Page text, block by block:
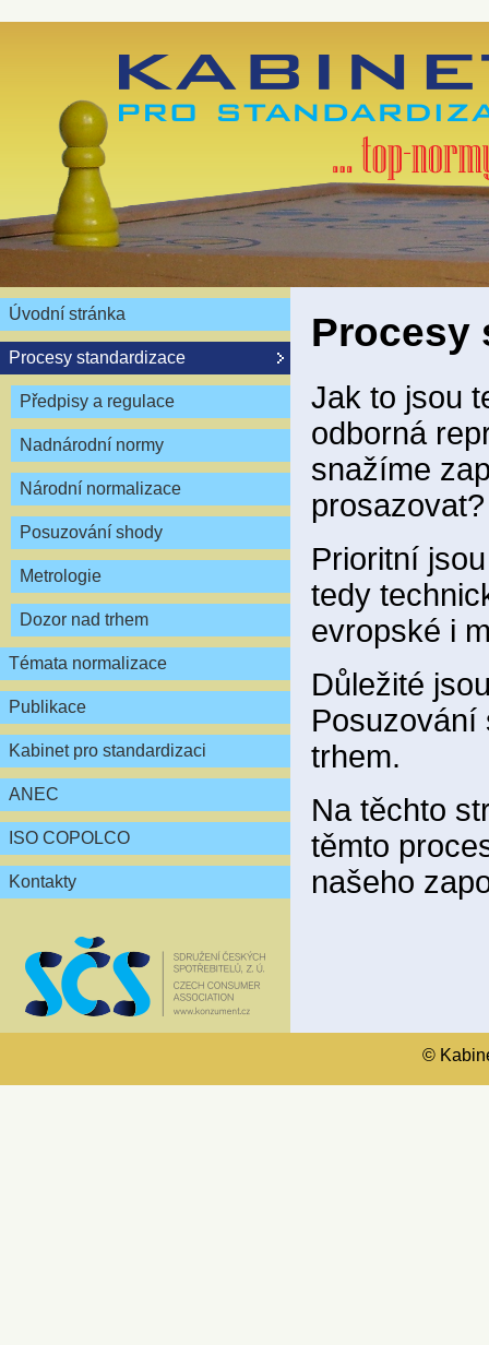
Úvodní stránka
Procesy standardizace
Předpisy a regulace
Nadnárodní normy
Národní normalizace
Posuzování shody
Metrologie
Dozor nad trhem
Témata normalizace
Publikace
Kabinet pro standardizaci
ANEC
ISO COPOLCO
Kontakty
Procesy
Jak to jsou
odborná
snažíme
prosazovat?
Prioritní
tedy
evropské i
Důležité
Posuzování
trhem.
Na těchto
těmto
našeho
©